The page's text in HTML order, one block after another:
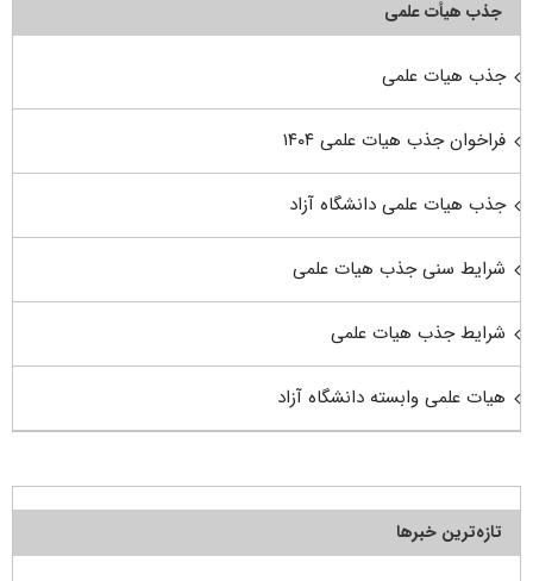
جذب هیأت علمی
جذب هیات علمی
فراخوان جذب هیات علمی ۱۴۰۴
جذب هیات علمی دانشگاه آزاد
شرایط سنی جذب هیات علمی
شرایط جذب هیات علمی
هیات علمی وابسته دانشگاه آزاد
تازه‌ترین خبرها